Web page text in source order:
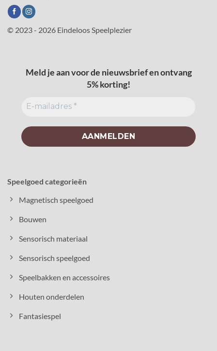
© 2023 - 2026 Eindeloos Speelplezier
Meld je aan voor de nieuwsbrief en ontvang
5% korting!
Speelgoed categorieën
Magnetisch speelgoed
Bouwen
Sensorisch materiaal
Sensorisch speelgoed
Speelbakken en accessoires
Houten onderdelen
Fantasiespel